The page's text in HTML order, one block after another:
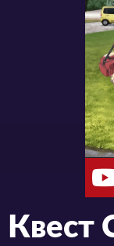
Квест